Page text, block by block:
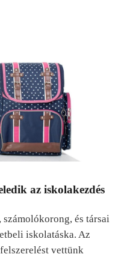
az iskolakezdés
és társai
iskolatáska. Az
vettünk